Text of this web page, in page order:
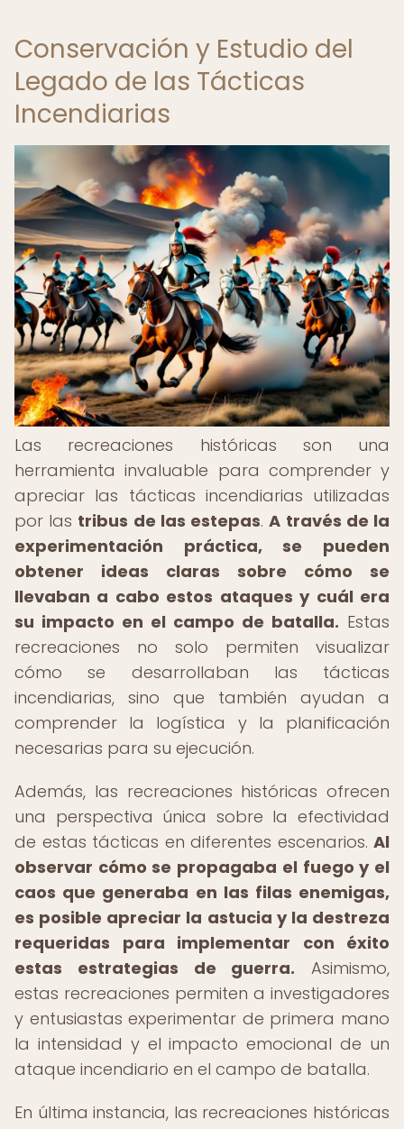
Conservación y Estudio del
Legado de las Tácticas
Incendiarias
Las recreaciones históricas son una
herramienta invaluable para comprender y
apreciar las tácticas incendiarias utilizadas
por las tribus de las estepas.A través de la
experimentación práctica, se pueden
obtener ideas claras sobre cómo se
llevaban a cabo estos ataques y cuál era
su impacto en el campo de batalla. Estas
recreaciones no solo permiten visualizar
cómo se desarrollaban las tácticas
incendiarias, sino que también ayudan a
comprender la logística y la planificación
necesarias para su ejecución.
Además, las recreaciones históricas ofrecen
una perspectiva única sobre la efectividad
de estas tácticas en diferentes escenarios. Al
observar cómo se propagaba el fuego y el
caos que generaba en las filas enemigas,
es posible apreciar la astucia y la destreza
requeridas para implementar con éxito
estas estrategias de guerra. Asimismo,
estas recreaciones permiten a investigadores
y entusiastas experimentar de primera mano
la intensidad y el impacto emocional de un
ataque incendiario en el campo de batalla.
En última instancia, las recreaciones históricas